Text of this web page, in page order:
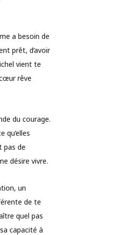
a besoin de
prêt, d’avoir
vient te
rêve
du courage.
qu’elles
pas de
désire vivre.
un
de te
quel pas
capacité à